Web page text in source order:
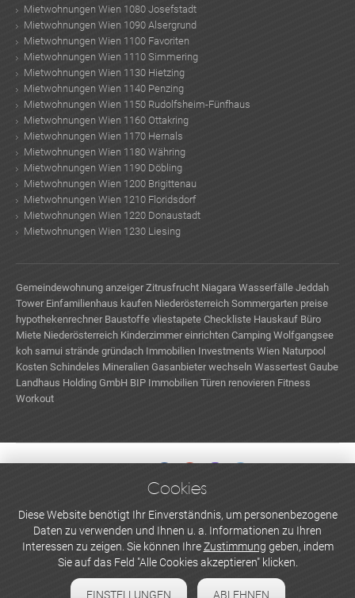
Mietwohnungen Wien 1080 Josefstadt
Mietwohnungen Wien 1090 Alsergrund
Mietwohnungen Wien 1100 Favoriten
Mietwohnungen Wien 1110 Simmering
Mietwohnungen Wien 1130 Hietzing
Mietwohnungen Wien 1140 Penzing
Mietwohnungen Wien 1150 Rudolfsheim-Fünfhaus
Mietwohnungen Wien 1160 Ottakring
Mietwohnungen Wien 1170 Hernals
Mietwohnungen Wien 1180 Währing
Mietwohnungen Wien 1190 Döbling
Mietwohnungen Wien 1200 Brigittenau
Mietwohnungen Wien 1210 Floridsdorf
Mietwohnungen Wien 1220 Donaustadt
Mietwohnungen Wien 1230 Liesing
Gemeindewohnung anzeiger Zitrusfrucht Niagara Wasserfälle Jeddah
Tower Einfamilienhaus kaufen Niederösterreich Sommergarten preise
hypothekenrechner Baustoffe vliestapete Checkliste Hauskauf Büro
Miete Niederösterreich Kinderzimmer einrichten Camping Wolfgangsee
koh samui strände gründach Immobilien Investments Wien Naturpool
Kosten Schindeles Mineralien Gasanbieter wechseln Wassertest Gaube
Landhaus Holding GmbH BIP Immobilien Türen renovieren Fitness
Workout
WERBEN UND INSERIEREN
Newsletter abonnieren
Datenschutzerklärung
Cookies
Diese Website benötigt Ihr Einverständnis, um personenbezogene
Daten zu verwenden und Ihnen u. a. Informationen zu Ihren
Interessen zu zeigen. Sie können IhreZustimmung geben, indem
Sie auf das Feld "Alle Cookies akzeptieren" klicken.
EINSTELLUNGEN ABLEHNEN